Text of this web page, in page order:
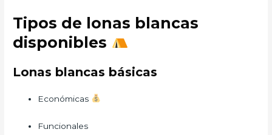
Tipos de lonas blancas
disponibles
Lonas blancas básicas
Económicas
Funcionales